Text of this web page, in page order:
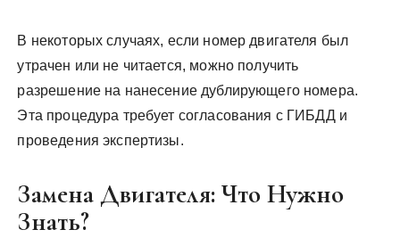
В некоторых случаях, если номер двигателя был
утрачен или не читается, можно получить
разрешение на нанесение дублирующего номера.
Эта процедура требует согласования с ГИБДД и
проведения экспертизы.
Замена Двигателя: Что Нужно
Знать?